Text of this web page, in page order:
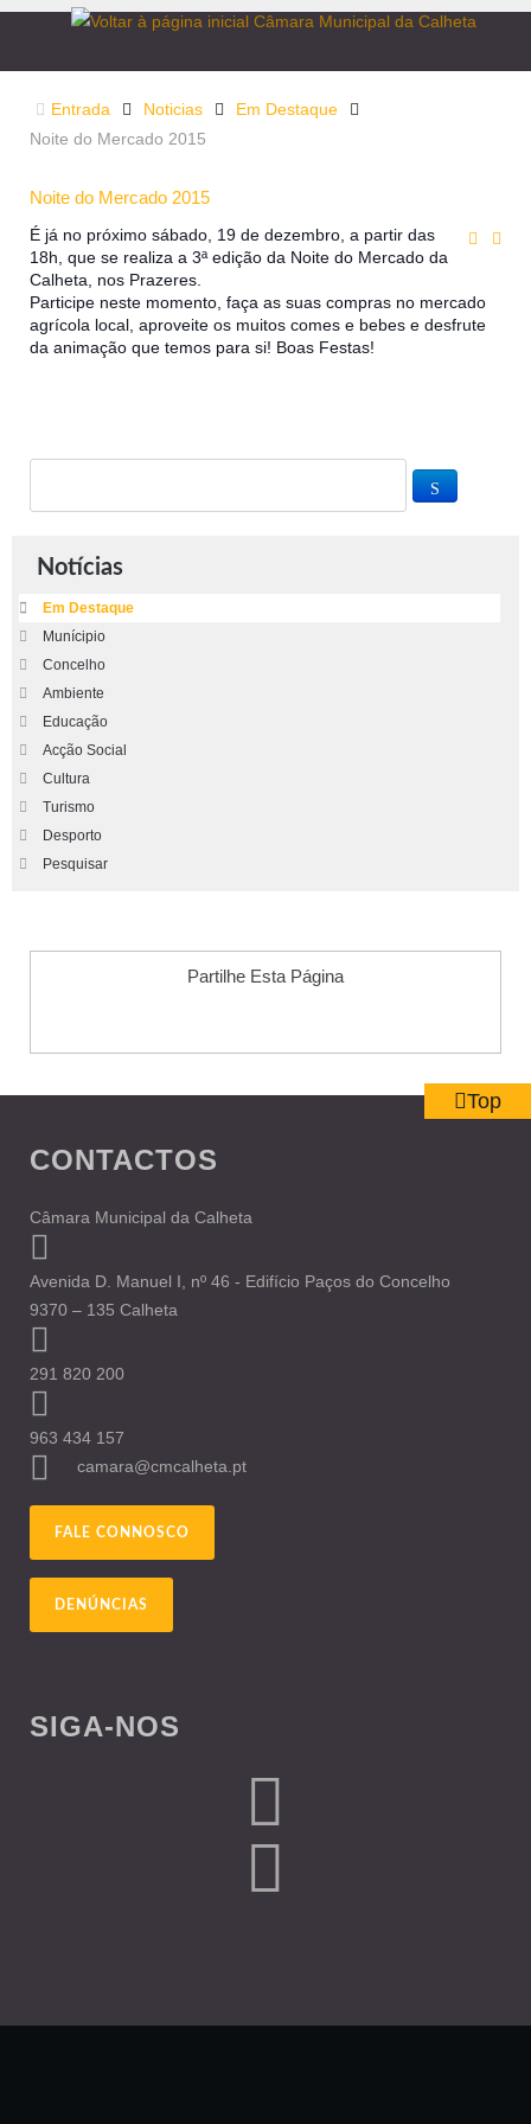
Entrada Noticias
Em Destaque
Noite do Mercado 2015
Noite do Mercado 2015
É já no próximo sábado, 19 de dezembro, a partir das
18h, que se realiza a 3ª edição da Noite do Mercado da
Calheta, nos Prazeres.
Participe neste momento, faça as suas compras no mercado
agrícola local, aproveite os muitos comes e bebes e desfrute
da animação que temos para si! Boas Festas!
Notícias
Em Destaque
Munícipio
Concelho
Ambiente
Educação
Acção Social
Cultura
Turismo
Desporto
Pesquisar
Partilhe Esta Página
CONTACTOS
Câmara Municipal da Calheta
Avenida D. Manuel I, nº 46 - Edifício Paços do Concelho
9370 – 135 Calheta
291 820 200
963 434 157
camara@cmcalheta.pt
FALE CONNOSCO
DENÚNCIAS
SIGA-NOS
Top